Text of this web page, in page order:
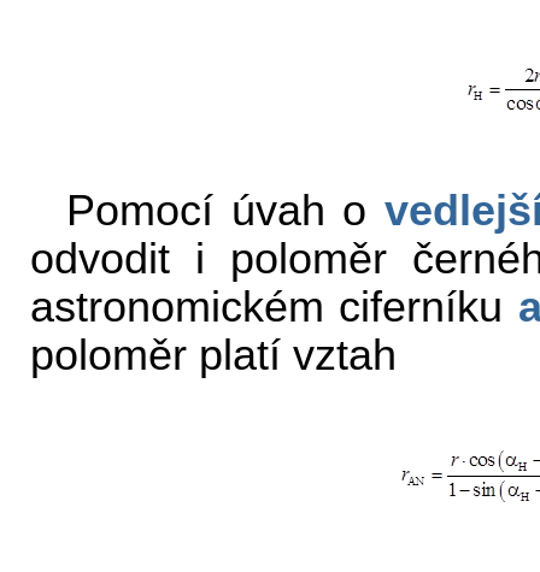
Pomocí úvah o
odvodit i poloměr
astronomickém ciferníku
poloměr platí vztah